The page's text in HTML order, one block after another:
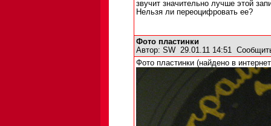
звучит значительно лучше этой
Нельзя ли переоцифровать ее?
Фото пластинки
Автор: SW 29.01.11 14:51
Фото пластинки (найдено в